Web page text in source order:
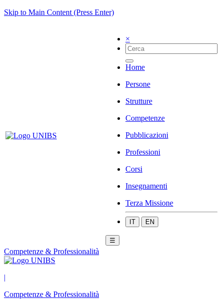
Skip to Main Content (Press Enter)
×
Home
Persone
Strutture
Competenze
Pubblicazioni
Professioni
Corsi
Insegnamenti
Terza Missione
IT EN
☰
Competenze & Professionalità
|
Competenze & Professionalità